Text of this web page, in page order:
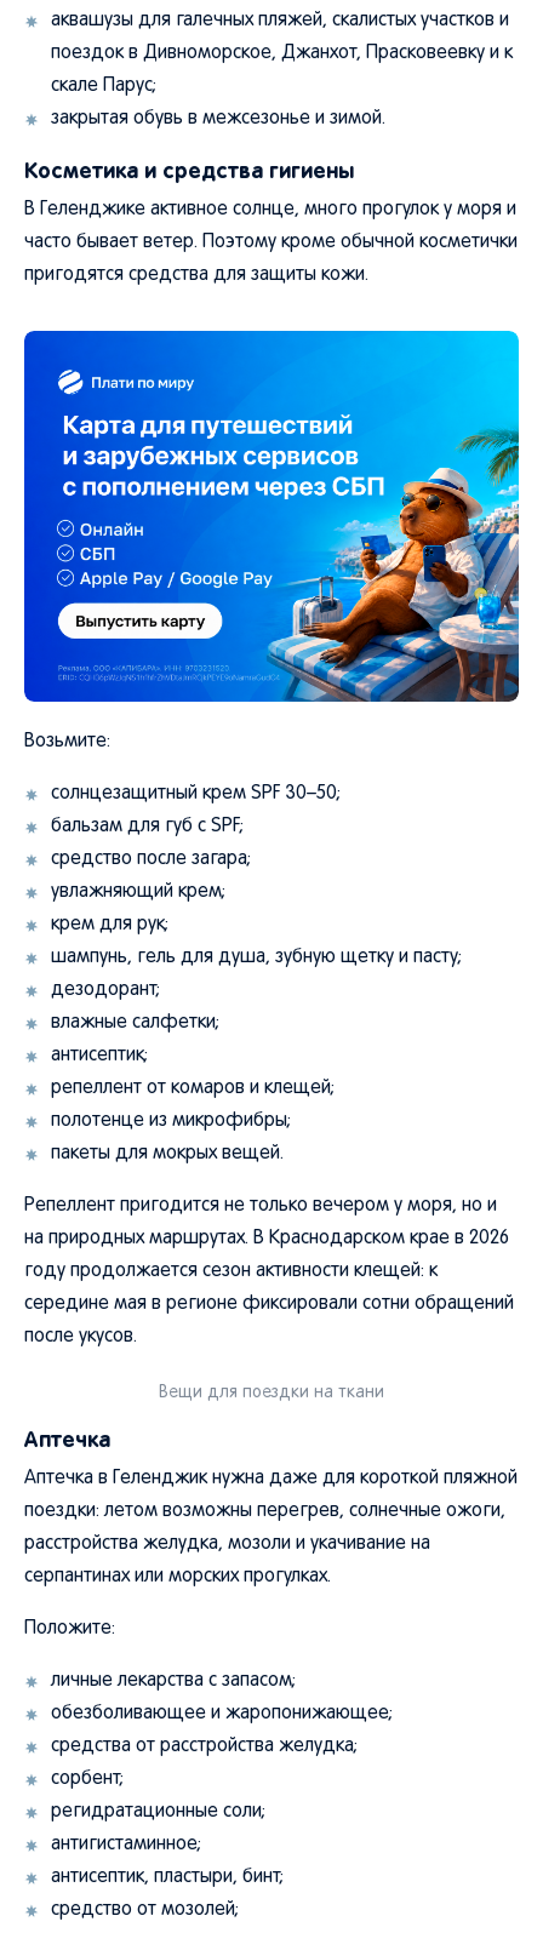
аквашузы для галечных пляжей, скалистых участков и
поездок в Дивноморское, Джанхот, Прасковеевку и к
скале Парус;
закрытая обувь в межсезонье и зимой.
Косметика и средства гигиены
В Геленджике активное солнце, много прогулок у моря и
часто бывает ветер. Поэтому кроме обычной косметички
пригодятся средства для защиты кожи.
Возьмите:
солнцезащитный крем SPF 30–50;
бальзам для губ с SPF;
средство после загара;
увлажняющий крем;
крем для рук;
шампунь, гель для душа, зубную щетку и пасту;
дезодорант;
влажные салфетки;
антисептик;
репеллент от комаров и клещей;
полотенце из микрофибры;
пакеты для мокрых вещей.
Репеллент пригодится не только вечером у моря, но и
на природных маршрутах. В Краснодарском крае в 2026
году продолжается сезон активности клещей: к
середине мая в регионе фиксировали сотни обращений
после укусов.
Вещи для поездки на ткани
Аптечка
Аптечка в Геленджик нужна даже для короткой пляжной
поездки: летом возможны перегрев, солнечные ожоги,
расстройства желудка, мозоли и укачивание на
серпантинах или морских прогулках.
Положите:
личные лекарства с запасом;
обезболивающее и жаропонижающее;
средства от расстройства желудка;
сорбент;
регидратационные соли;
антигистаминное;
антисептик, пластыри, бинт;
средство от мозолей;